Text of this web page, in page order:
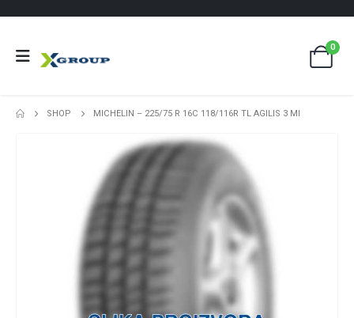
0
SHOP MICHELIN – 225/75 R 16C 118/116R TL AGILIS 3 MI